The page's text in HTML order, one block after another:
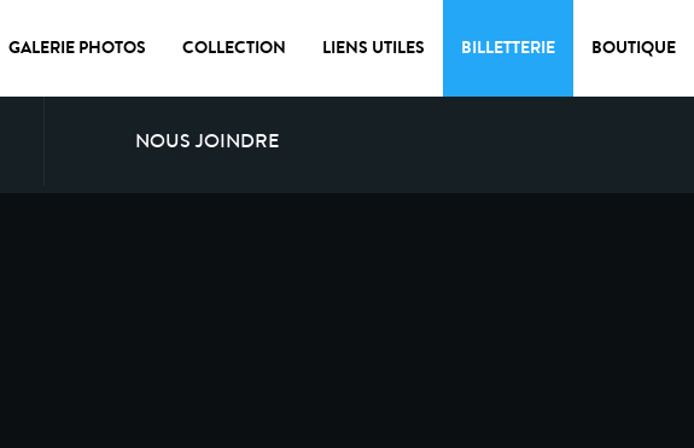
GALERIE PHOTOS COLLECTION LIENS UTILES BILLETTERIE BOUTIQUE
NOUS JOINDRE